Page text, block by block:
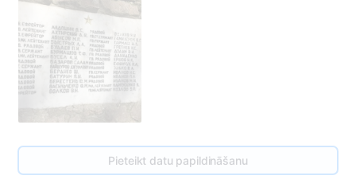
Pieteikt datu papildināšanu